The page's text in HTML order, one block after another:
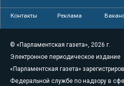
Контакты Реклама
© «Парламентская газета», 2026 г.
Электронное периодическое издание
«Парламентская газета»
Федеральной службе по надзору в